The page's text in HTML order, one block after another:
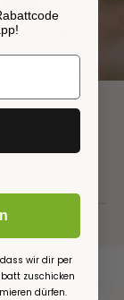
wir dir per
zuschicken
dürfen.